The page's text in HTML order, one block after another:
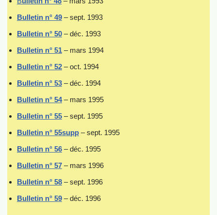
Bulletin n° 49 – sept. 1993
Bulletin n° 50 – déc. 1993
Bulletin n° 51 – mars 1994
Bulletin n° 52 – oct. 1994
Bulletin n° 53 – déc. 1994
Bulletin n° 54– mars 1995
Bulletin n° 55 – sept. 1995
Bulletin n° 55supp – sept. 1995
Bulletin n° 56 – déc. 1995
Bulletin n° 57 – mars 1996
Bulletin n° 58 – sept. 1996
Bulletin n° 59 – déc. 1996